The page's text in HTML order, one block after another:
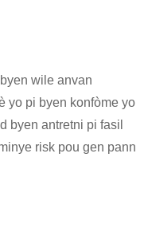
wile anvan
yo pi byen konfòme yo
byen antretni pi fasil
risk pou gen pann